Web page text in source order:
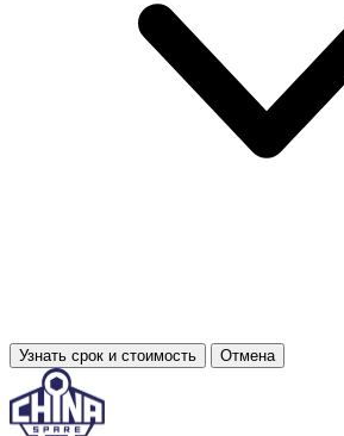
Узнать срок и стоимость Отмена